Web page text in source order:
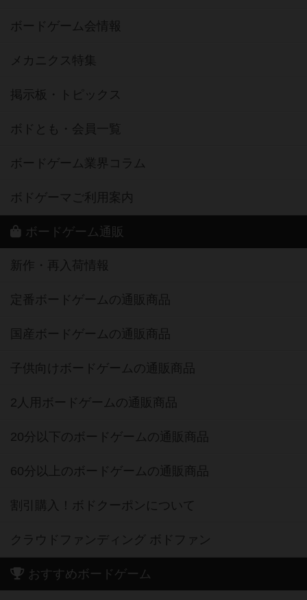
ボードゲーム会情報
メカニクス特集
掲示板・トピックス
ボドとも・会員一覧
ボードゲーム業界コラム
ボドゲーマご利用案内
ボードゲーム通販
新作・再入荷情報
定番ボードゲームの通販商品
国産ボードゲームの通販商品
子供向けボードゲームの通販商品
2人用ボードゲームの通販商品
20分以下のボードゲームの通販商品
60分以上のボードゲームの通販商品
割引購入！ボドクーポンについて
クラウドファンディング ボドファン
おすすめボードゲーム